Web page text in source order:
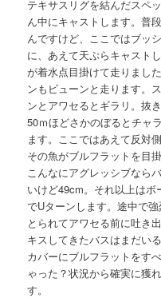
テキサスリグを結んだスペ
ん中にキャストします。普
んですけど、ここではブッ
に、あえて天ぷらキャスト
が着水点目掛けて走りまし
ンもビューンと走ります。
ンとアワセるとギラリ。抜
50ｍほどさかのぼるとチャ
ます。ここではあえて反対
その魚がブルフラットを目
こんなにアグレッシブなら
いけど49cm。それ以上は
でUターンします。途中で
とられてアワセる前に吐き
キスしてきたバスはまだい
カバーにブルフラットをす
ゃった？状況から確実に獲
す。